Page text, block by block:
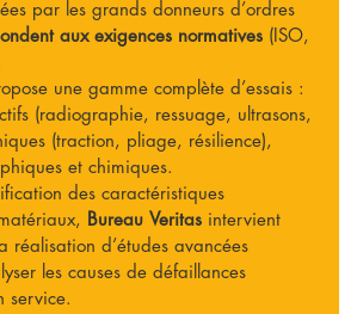
par les grands donneurs d’ordres
aux exigences normatives (ISO,
une gamme complète d’essais :
(radiographie, ressuage, ultrasons,
(traction, pliage, résilience),
et chimiques.
des caractéristiques
Bureau Veritas intervient
réalisation d’études avancées
les causes de défaillances
service.